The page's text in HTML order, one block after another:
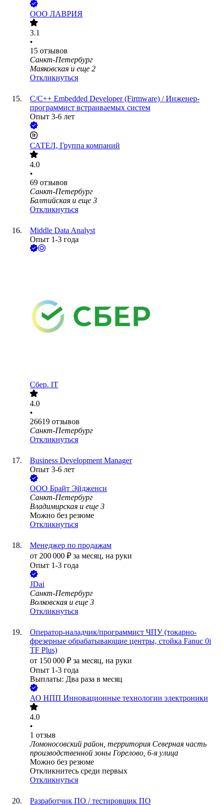
ООО ЛАВРИЯ
3.1
•
15 отзывов
Санкт-Петербург
Маяковская и еще 2
Откликнуться
C/C++ Embedded Developer (Firmware) / Инженер-
программист встраиваемых систем
Опыт 3-6 лет
САТЕЛ, Группа компаний
4.0
•
69 отзывов
Санкт-Петербург
Балтийская и еще 3
Откликнуться
Middle Data Analyst
Опыт 1-3 года
Сбер. IT
4.0
•
26619 отзывов
Санкт-Петербург
Откликнуться
Business Development Manager
Опыт 3-6 лет
ООО Брайт Эйдженси
Санкт-Петербург
Владимирская и еще 3
Можно без резюме
Откликнуться
Менеджер по продажам
от 200 000 ₽ за месяц, на руки
Опыт 1-3 года
JDai
Санкт-Петербург
Волковская и еще 3
Откликнуться
Оператор-наладчик/программист ЧПУ (токарно-
фрезерные обрабатывающие центры, стойка Fanuc 0i
TF Plus)
от 150 000 ₽ за месяц, на руки
Опыт 1-3 года
Выплаты: Два раза в месяц
АО НПП Инновационные технологии электроники
4.0
•
1 отзыв
Ломоносовский район, территория Северная часть
производственной зоны Горелово, 6-я улица
Можно без резюме
Откликнитесь среди первых
Откликнуться
Разработчик ПО / тестировщик ПО